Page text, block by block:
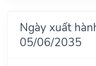
Ngày xuất
05/06/2035